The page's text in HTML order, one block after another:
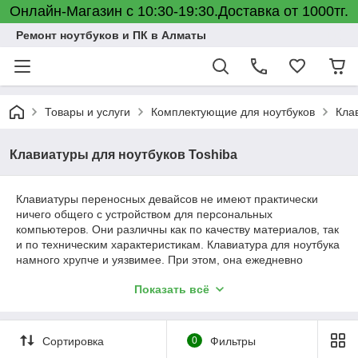
Онлайн-Магазин с 10:30-19:30.Доставка от 1000тг.
Ремонт ноутбуков и ПК в Алматы
Товары и услуги Комплектующие для ноутбуков
Клавиатуры для ноутбуков Toshiba
Клавиатуры переносных девайсов не имеют практически
ничего общего с устройством для персональных
компьютеров. Они различны как по качеству материалов, так
и по техническим характеристикам. Клавиатура для ноутбука
намного хрупче и уязвимее. При этом, она ежедневно
устройством работает программист, бухгалтер, писатель или
что устройство требует замены.
Показать всё
Сортировка 0 Фильтры